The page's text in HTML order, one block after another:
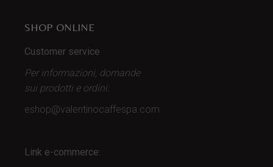
SHOP ONLINE
Customer service
Per informazioni, domande
sui prodotti e ordini:
eshop@valentinocaffespa.com
Link e-commerce: